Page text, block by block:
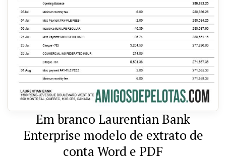
Em branco Laurentian Bank
Enterprise modelo de extrato de
conta Word e PDF